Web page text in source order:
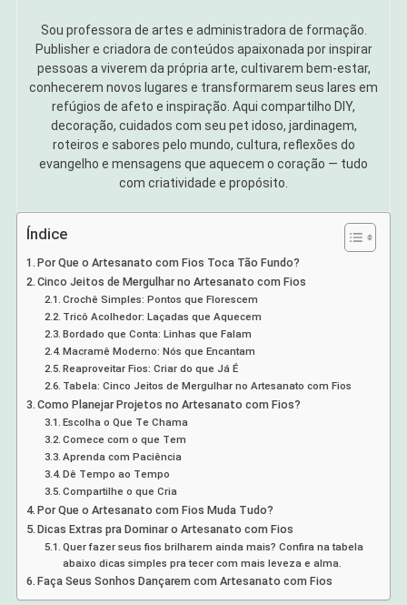
Sou professora de artes e administradora de formação.
Publisher e criadora de conteúdos apaixonada por inspirar
pessoas a viverem da própria arte, cultivarem bem-estar,
conhecerem novos lugares e transformarem seus lares em
refúgios de afeto e inspiração. Aqui compartilho DIY,
decoração, cuidados com seu pet idoso, jardinagem,
roteiros e sabores pelo mundo, cultura, reflexões do
evangelho e mensagens que aquecem o coração — tudo
com criatividade e propósito.
Índice
Por Que o Artesanato com Fios Toca Tão Fundo?
Cinco Jeitos de Mergulhar no Artesanato com Fios
Crochê Simples: Pontos que Florescem
Tricô Acolhedor: Laçadas que Aquecem
Bordado que Conta: Linhas que Falam
Macramê Moderno: Nós que Encantam
Reaproveitar Fios: Criar do que Já É
Tabela: Cinco Jeitos de Mergulhar no Artesanato com Fios
Como Planejar Projetos no Artesanato com Fios?
Escolha o Que Te Chama
Comece com o que Tem
Aprenda com Paciência
Dê Tempo ao Tempo
Compartilhe o que Cria
Por Que o Artesanato com Fios Muda Tudo?
Dicas Extras pra Dominar o Artesanato com Fios
Quer fazer seus fios brilharem ainda mais? Confira na tabela
abaixo dicas simples pra tecer com mais leveza e alma.
Faça Seus Sonhos Dançarem com Artesanato com Fios